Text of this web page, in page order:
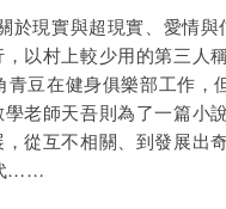
於現實與超現實、愛情
以村上較少用的第三人
青豆在健身俱樂部工作，
老師天吾則為了一篇小
從互不相關、到發展出
……